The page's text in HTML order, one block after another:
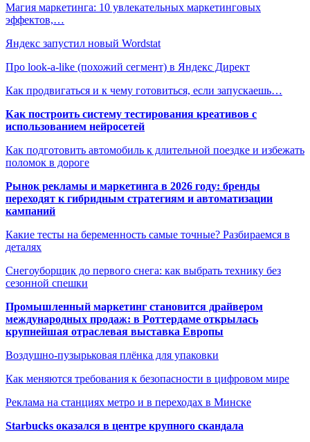
Магия маркетинга: 10 увлекательных маркетинговых
эффектов,…
Яндекс запустил новый Wordstat
​Про look-a-like (похожий сегмент) в Яндекс Директ
Как продвигаться и к чему готовиться, если запускаешь…
Как построить систему тестирования креативов с
использованием нейросетей
Как подготовить автомобиль к длительной поездке и избежать
поломок в дороге
Рынок рекламы и маркетинга в 2026 году: бренды
переходят к гибридным стратегиям и автоматизации
кампаний
Какие тесты на беременность самые точные? Разбираемся в
деталях
Снегоуборщик до первого снега: как выбрать технику без
сезонной спешки
Промышленный маркетинг становится драйвером
международных продаж: в Роттердаме открылась
крупнейшая отраслевая выставка Европы
Воздушно-пузырьковая плёнка для упаковки
Как меняются требования к безопасности в цифровом мире
Реклама на станциях метро и в переходах в Минске
Starbucks оказался в центре крупного скандала